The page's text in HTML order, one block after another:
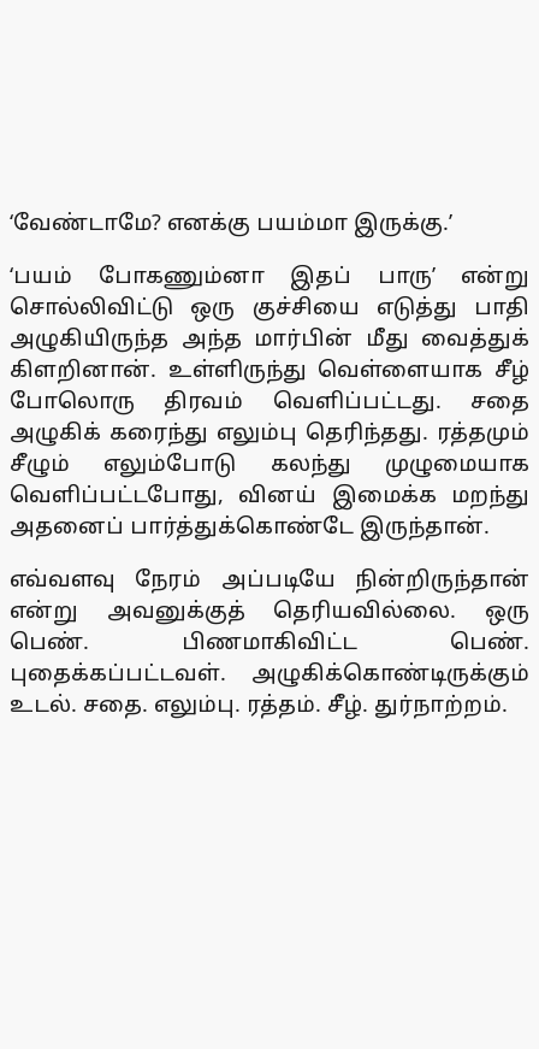
‘வேண்டாமே? எனக்கு பயம்மா இருக்கு.’
‘பயம் போகணும்னா இதப் பாரு’ என்று
சொல்லிவிட்டு ஒரு குச்சியை எடுத்து பாதி
அழுகியிருந்த அந்த மார்பின் மீது வைத்துக்
கிளறினான். உள்ளிருந்து வெள்ளையாக சீழ்
போலொரு திரவம் வெளிப்பட்டது. சதை
அழுகிக் கரைந்து எலும்பு தெரிந்தது. ரத்தமும்
சீழும் எலும்போடு கலந்து முழுமையாக
வெளிப்பட்டபோது, வினய் இமைக்க மறந்து
அதனைப் பார்த்துக்கொண்டே இருந்தான்.
எவ்வளவு நேரம் அப்படியே நின்றிருந்தான்
என்று அவனுக்குத் தெரியவில்லை. ஒரு
பெண். பிணமாகிவிட்ட பெண்.
புதைக்கப்பட்டவள். அழுகிக்கொண்டிருக்கும்
உடல். சதை. எலும்பு. ரத்தம். சீழ். துர்நாற்றம்.